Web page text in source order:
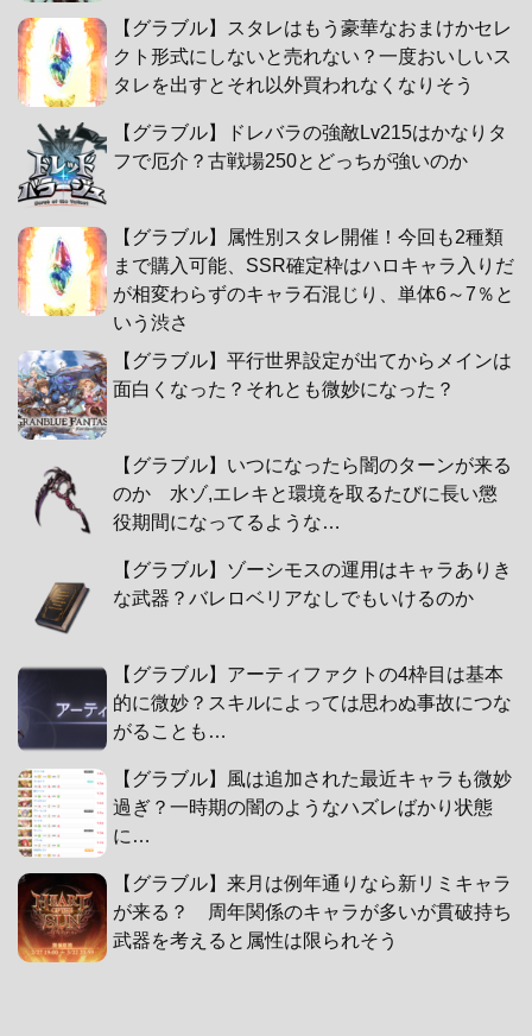
【グラブル】スタレはもう豪華なおまけかセレ
クト形式にしないと売れない？一度おいしいス
タレを出すとそれ以外買われなくなりそう
【グラブル】ドレバラの強敵Lv215はかなりタ
フで厄介？古戦場250とどっちが強いのか
【グラブル】属性別スタレ開催！今回も2種類
まで購入可能、SSR確定枠はハロキャラ入りだ
が相変わらずのキャラ石混じり、単体6～7％と
いう渋さ
【グラブル】平行世界設定が出てからメインは
面白くなった？それとも微妙になった？
【グラブル】いつになったら闇のターンが来る
のか 水ゾ,エレキと環境を取るたびに長い懲
役期間になってるような…
【グラブル】ゾーシモスの運用はキャラありき
な武器？バレロベリアなしでもいけるのか
【グラブル】アーティファクトの4枠目は基本
的に微妙？スキルによっては思わぬ事故につな
がることも…
【グラブル】風は追加された最近キャラも微妙
過ぎ？一時期の闇のようなハズレばかり状態
に…
【グラブル】来月は例年通りなら新リミキャラ
が来る？ 周年関係のキャラが多いが貫破持ち
武器を考えると属性は限られそう